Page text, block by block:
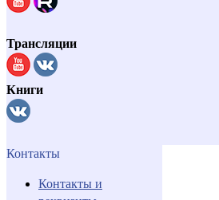
Трансляции
Книги
Контакты
Контакты и